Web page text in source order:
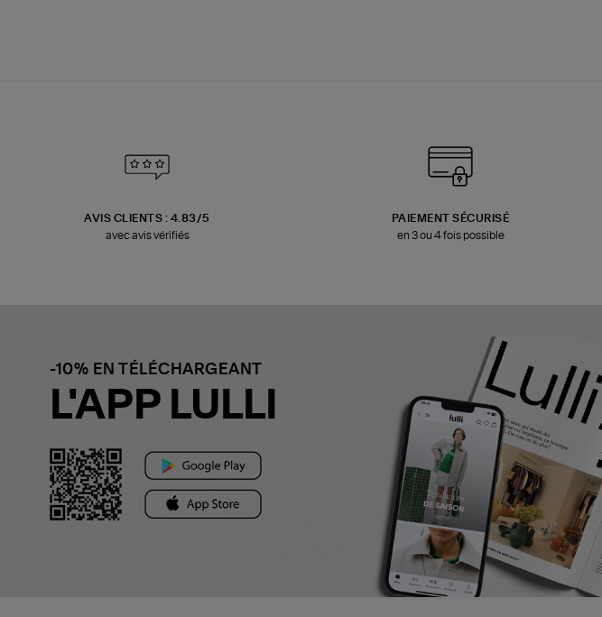
AVIS CLIENTS : 4.83/5
avec avis vérifiés
PAIEMENT SÉCURISÉ
en 3 ou 4 fois possible
-10% EN TÉLÉCHARGEANT
L'APP LULLI